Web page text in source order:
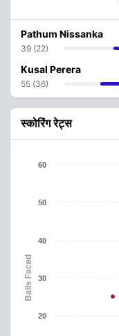
Pathum Nissanka
39 (22)
Kusal Perera
55 (36)
स्कोरिंग रेट्स
Balls Faced
20
30
40
50
60